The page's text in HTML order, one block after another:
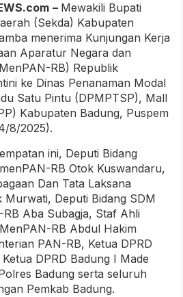
– Mewakili Bupati
(Sekda) Kabupaten
menerima Kunjungan Kerja
Aparatur Negara dan
RB) Republik
ke Dinas Penanaman Modal
Satu Pintu (DPMPTSP), Mall
Kabupaten Badung, Puspem
8/2025).
ini, Deputi Bidang
RB Otok Kuswandaru,
Dan Tata Laksana
Murwati, Deputi Bidang SDM
Aba Subagja, Staf Ahli
RB Abdul Hakim
PAN-RB, Ketua DPRD
DPRD Badung I Made
Badung serta seluruh
Pemkab Badung.